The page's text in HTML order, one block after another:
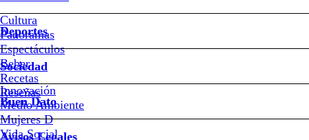
Cultura
Panoramas
Espectáculos
Beber
Recetas
Reseñas
Deportes
Sociedad
Innovación
Medio Ambiente
Mujeres D
Vida Social
Buen Dato
Avisos Legales
Corte
de
Apelaciones
Notas relacionadas